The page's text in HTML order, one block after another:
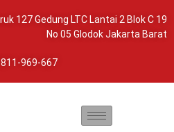
127 Gedung LTC Lantai 2 Blok C 19
No 05 Glodok Jakarta Barat
969-667